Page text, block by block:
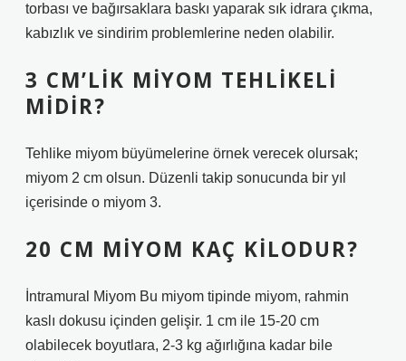
torbası ve bağırsaklara baskı yaparak sık idrara çıkma,
kabızlık ve sindirim problemlerine neden olabilir.
3 CM’LIK MIYOM TEHLIKELI
MIDIR?
Tehlike miyom büyümelerine örnek verecek olursak;
miyom 2 cm olsun. Düzenli takip sonucunda bir yıl
içerisinde o miyom 3.
20 CM MIYOM KAÇ KILODUR?
İntramural Miyom Bu miyom tipinde miyom, rahmin
kaslı dokusu içinden gelişir. 1 cm ile 15-20 cm
olabilecek boyutlara, 2-3 kg ağırlığına kadar bile